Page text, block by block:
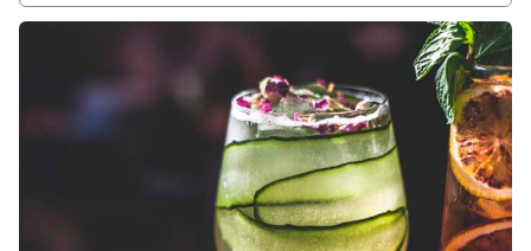
Подробная информация